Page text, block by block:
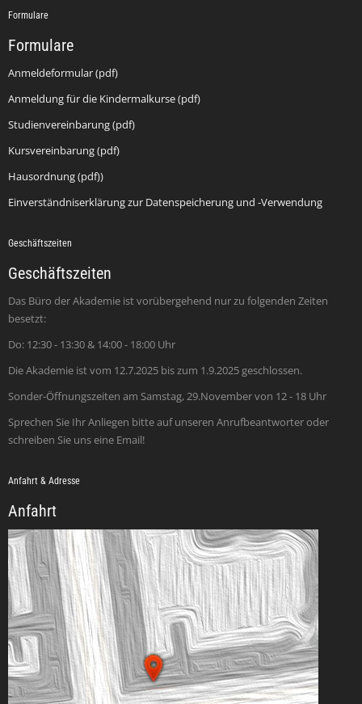
Formulare
Formulare
Anmeldeformular (pdf)
Anmeldung für die Kindermalkurse (pdf)
Studienvereinbarung (pdf)
Kursvereinbarung (pdf)
Hausordnung (pdf))
Einverständniserklärung zur Datenspeicherung und -Verwendung
Geschäftszeiten
Geschäftszeiten
Das Büro der Akademie ist vorübergehend nur zu folgenden Zeiten
besetzt:
Do: 12:30 - 13:30 & 14:00 - 18:00 Uhr
Die Akademie ist vom 12.7.2025 bis zum 1.9.2025 geschlossen.
Sonder-Öffnungszeiten am Samstag, 29.November von 12 - 18 Uhr
Sprechen Sie Ihr Anliegen bitte auf unseren Anrufbeantworter oder
schreiben Sie uns eine Email!
Anfahrt & Adresse
Anfahrt